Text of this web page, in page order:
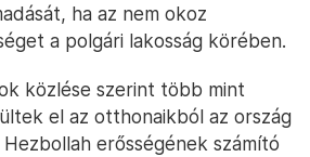
ha az nem okoz
a polgári lakosság körében.
közlése szerint több mint
el az otthonaikból az ország
erősségének számító